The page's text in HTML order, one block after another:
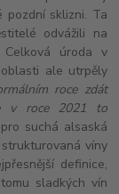
pozdní sklizni. Ta
odvážili na
úroda v
ale utrpěly
roce zdát
v roce 2021 to
suchá alsaská
víny
definice,
sladkých vín